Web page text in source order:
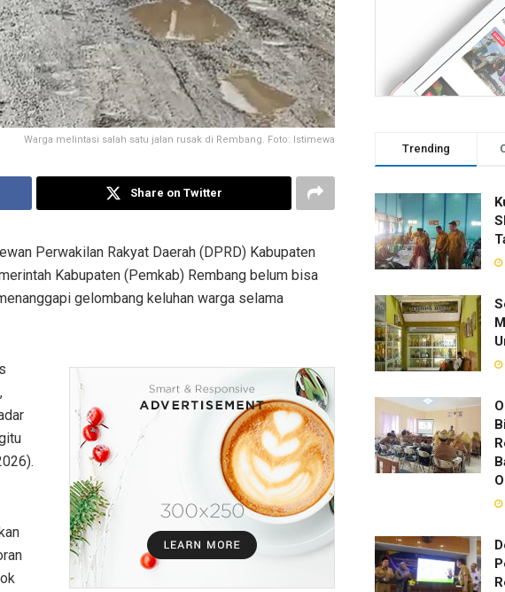
Warga melintasi salah satu jalan rusak di Rembang. Foto: Istimewa
Share on Twitter
Perwakilan Rakyat Daerah (DPRD) Kabupaten
Kabupaten (Pemkab) Rembang belum bisa
gelombang keluhan warga selama
Trending